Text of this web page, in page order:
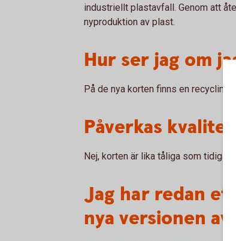
industriellt plastavfall. Genom att
nyproduktion av plast.
Hur ser jag om
På de nya korten finns en
Påverkas
Nej, korten är lika tåliga som
Jag har redan
nya versionen